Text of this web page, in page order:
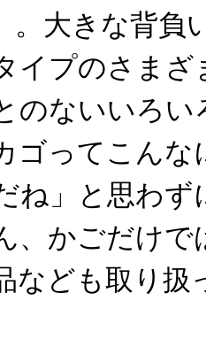
。大きな背
イプのさまざ
のないいろ
ゴってこん
ね」と思わず
、かごだけで
なども取り扱